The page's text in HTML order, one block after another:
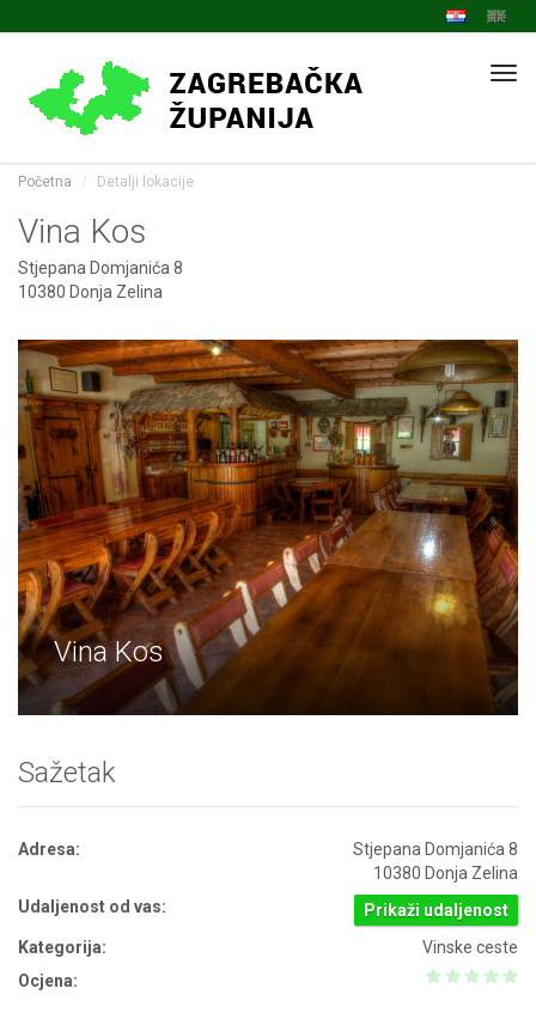
Početna Detalji lokacije
Vina Kos
Stjepana Domjanića 8
10380 Donja Zelina
Vina Kos
Sažetak
Adresa:
Stjepana Domjanića 8
10380 Donja Zelina
Udaljenost od vas:
Prikaži udaljenost
Kategorija:
Vinske ceste
Ocjena: